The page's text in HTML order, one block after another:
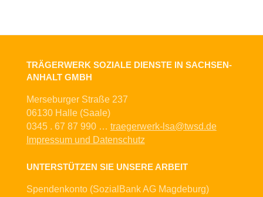
TRÄGERWERK SOZIALE DIENSTE IN SACHSEN-
ANHALT GMBH
Merseburger Straße 237
06130 Halle (Saale)
0345 . 67 87 990 … traegerwerk-lsa@twsd.de
Impressum und Datenschutz
UNTERSTÜTZEN SIE UNSERE ARBEIT
Spendenkonto (SozialBank AG Magdeburg)